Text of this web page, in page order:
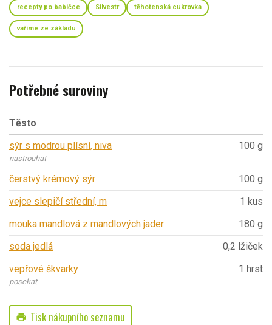
recepty po babičce Silvestr těhotenská cukrovka
vaříme ze základu
Potřebné suroviny
Těsto
sýr s modrou plísní, niva
nastrouhat
100 g
čerstvý krémový sýr
100 g
vejce slepičí střední, m
1 kus
mouka mandlová z mandlových jader
180 g
soda jedlá
0,2 lžiček
vepřové škvarky
posekat
1 hrst
print Tisk nákupního seznamu